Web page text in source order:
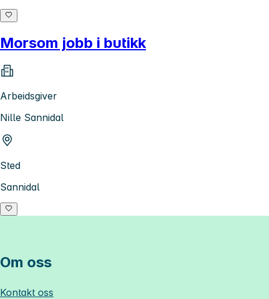
Morsom jobb i butikk
Arbeidsgiver
Nille Sannidal
Sted
Sannidal
Om oss
Kontakt oss